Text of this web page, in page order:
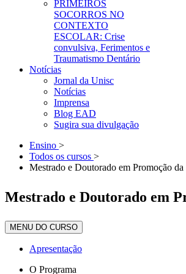
PRIMEIROS
SOCORROS NO
CONTEXTO
ESCOLAR: Crise
convulsiva, Ferimentos e
Traumatismo Dentário
Notícias
Jornal da Unisc
Notícias
Imprensa
Blog EAD
Sugira sua divulgação
Ensino >
Todos os cursos >
Mestrado e Doutorado em Promoção da
Mestrado e Doutorado em
MENU DO CURSO
Apresentação
O Programa